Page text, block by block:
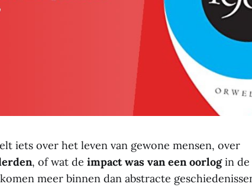
iets over het leven van gewone mensen, over
, of wat de impact was van een oorlogin de
meer binnen dan abstracte